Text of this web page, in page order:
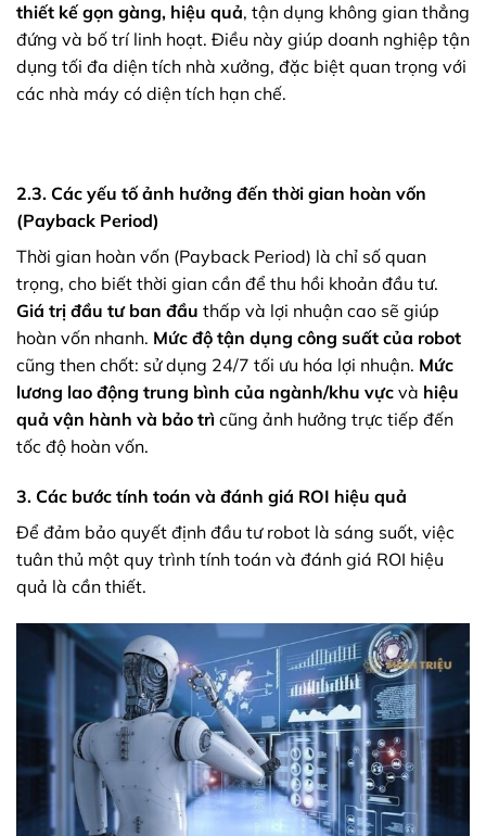
thiết kế gọn gàng, hiệu quả, tận dụng không gian thẳng
đứng và bố trí linh hoạt. Điều này giúp doanh nghiệp tận
dụng tối đa diện tích nhà xưởng, đặc biệt quan trọng với
các nhà máy có diện tích hạn chế.
2.3. Các yếu tố ảnh hưởng đến thời gian hoàn vốn
(Payback Period)
Thời gian hoàn vốn (Payback Period) là chỉ số quan
trọng, cho biết thời gian cần để thu hồi khoản đầu tư.
Giá trị đầu tư ban đầu thấp và lợi nhuận cao sẽ giúp
hoàn vốn nhanh. Mức độ tận dụng công suất của robot
cũng then chốt: sử dụng 24/7 tối ưu hóa lợi nhuận. Mức
lương lao động trung bình của ngành/khu vực và hiệu
quả vận hành và bảo trì cũng ảnh hưởng trực tiếp đến
tốc độ hoàn vốn.
3. Các bước tính toán và đánh giá ROI hiệu quả
Để đảm bảo quyết định đầu tư robot là sáng suốt, việc
tuân thủ một quy trình tính toán và đánh giá ROI hiệu
quả là cần thiết.